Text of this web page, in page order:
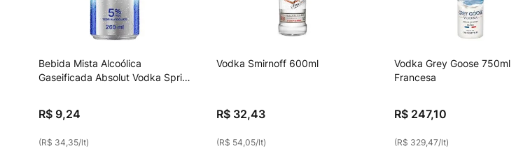
Bebida Mista Alcoólica
Gaseificada Absolut Vodka Sprite
R$ 9,24
(R$ 34,35/lt)
Vodka Smirnoff 600ml
R$ 32,43
(R$ 54,05/lt)
Vodka Grey Goose 750ml
Francesa
R$ 247,10
(R$ 329,47/lt)